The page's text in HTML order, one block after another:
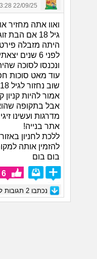
22/09/25 03:28
ואוו אתה מחזיר
גיל 18 אם הבת זוג שלי באותה תקופה
היתה מזבלה
לפני 6 שנים יצאתי אם מישה והיה סוכות
ונכנסו לסוכה
עוד מאט סוכות
אמור להיות
אבל בתקופה
מדרגות ועשינו
אתר בנייה!
ללכת לחניון
להזמין אותה
בום בום
6
נכתבו 2 תגובות